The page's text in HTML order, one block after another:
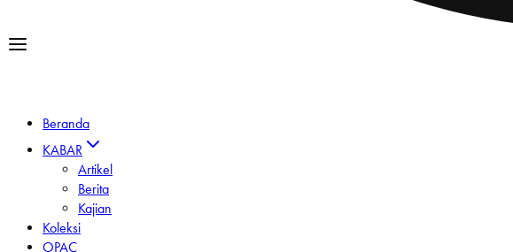
Beranda
KABAR
Artikel
Berita
Kajian
Koleksi
OPAC